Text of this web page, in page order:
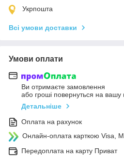
Укрпошта
Всі умови доставки
Умови оплати
Ви отримаєте замовлення
або гроші повернуться на вашу
Детальніше
Оплата на рахунок
Онлайн-оплата карткою Visa,
Передоплата на карту Приват